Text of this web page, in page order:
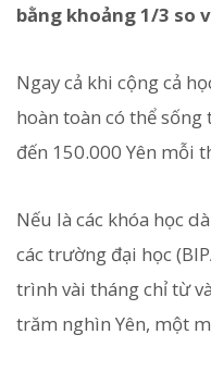
bằng khoảng 1/3 so
Ngay cả khi cộng cả
hoàn toàn có thể
đến 150.000 Yên mỗi
Nếu là các khóa học
các trường đại học
trình vài tháng chỉ từ
trăm nghìn Yên, một